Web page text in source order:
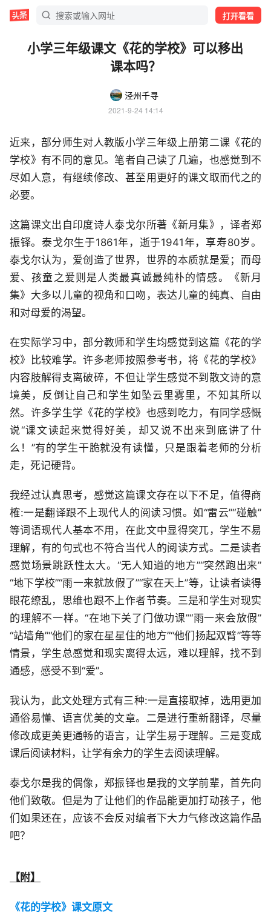
打开看看
小学三年级课文《花的学校》可以移出
课本吗？
泾州千寻
2021-9-24 14:14
近来，部分师生对人教版小学三年级上册第二课《花的
学校》有不同的意见。笔者自己读了几遍，也感觉到不
尽如人意，有继续修改、甚至用更好的课文取而代之的
必要。
这篇课文出自印度诗人泰戈尔所著《新月集》，译者郑
振铎。泰戈尔生于1861年，逝于1941年，享寿80岁。
泰戈尔认为，爱创造了世界，世界的本质就是爱；而母
爱、孩童之爱则是人类最真诚最纯朴的情感。《新月
集》大多以儿童的视角和口吻，表达儿童的纯真、自由
和对母爱的渴望。
在实际学习中，部分教师和学生均感觉到这篇《花的学
校》比较难学。许多老师按照参考书，将《花的学校》
内容肢解得支离破碎，不但让学生感觉不到散文诗的意
境美，反倒让自己和学生如坠云里雾里，不知其所以
然。许多学生学《花的学校》也感到吃力，有同学感慨
说“课文读起来觉得好美，却又说不出来到底讲了什
么！”有的学生干脆就没有读懂，只是跟着老师的分析
走，死记硬背。
我经过认真思考，感觉这篇课文存在以下不足，值得商
榷:一是翻译跟不上现代人的阅读习惯。如“雷云”“碰触”
等词语现代人基本不用，在此文中显得突兀，学生不易
理解，有的句式也不符合当代人的阅读方式。二是读者
感觉场景跳跃性太大。“无人知道的地方”“突然跑出来”
“地下学校”“雨一来就放假了”“家在天上”等，让读者读得
眼花缭乱，思维也跟不上作者节奏。三是和学生对现实
的理解不一样。“在地下关了门做功课”“雨一来会放假”
“站墙角”“他们的家在星星住的地方”“他们扬起双臂”等等
情景，学生总感觉和现实离得太远，难以理解，找不到
通感，感受不到“爱”。
我认为，此文处理方式有三种:一是直接取掉，选用更加
通俗易懂、语言优美的文章。二是进行重新翻译，尽量
修改成更美更通畅的语言，让学生易于理解。三是变成
课后阅读材料，让学有余力的学生去阅读理解。
泰戈尔是我的偶像，郑振铎也是我的文学前辈，首先向
他们致敬。但是为了让他们的作品能更加打动孩子，他
们如果还在，应该不会反对编者下大力气修改这篇作品
吧？
【附】
《花的学校》课文原文